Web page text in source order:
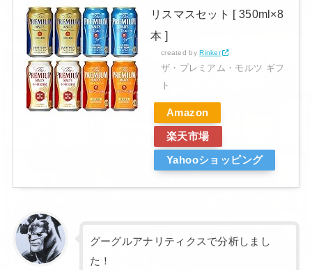
リスマスセット [ 350ml×8
本 ]
created byRinker
ザ・プレミアム・モルツ ギフ
ト
Amazon
楽天市場
Yahooショッピング
グーグルアナリティクスで分析しまし
た！